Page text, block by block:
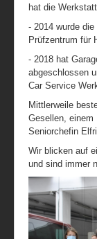
hat die
- 2014 wurde
Prüfzentrum für
- 2018 hat
abgeschlossen
Car Service
Mittlerweile
Gesellen, einem
Seniorchefin
Wir blicken auf
und sind immer